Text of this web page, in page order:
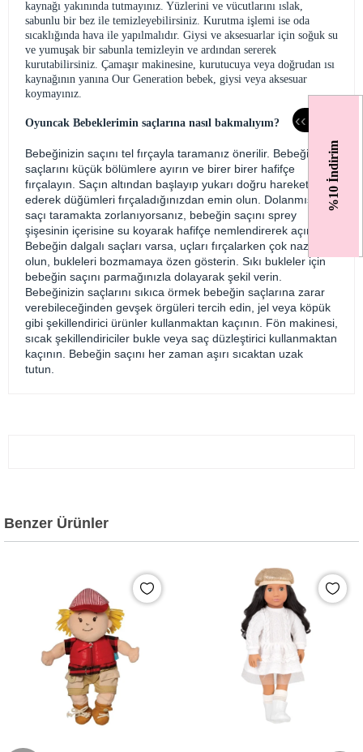
%10 İndirim
‹‹
kaynağı yakınında tutmayınız. Yüzlerini ve vücutlarını ıslak,
sabunlu bir bez ile temizleyebilirsiniz. Kurutma işlemi ise oda
sıcaklığında hava ile yapılmalıdır. Giysi ve aksesuarlar için soğuk su
ve yumuşak bir sabunla temizleyin ve ardından sererek
kurutabilirsiniz. Çamaşır makinesine, kurutucuya veya doğrudan ısı
kaynağının yanına Our Generation bebek, giysi veya aksesuar
koymayınız.
Oyuncak Bebeklerimin saçlarına nasıl bakmalıyım?
Bebeğinizin saçını tel fırçayla taramanız önerilir. Bebeğin
saçlarını küçük bölümlere ayırın ve birer birer hafifçe
fırçalayın. Saçın altından başlayıp yukarı doğru hareket
ederek düğümleri fırçaladığınızdan emin olun. Dolanmış olan
saçı taramakta zorlanıyorsanız, bebeğin saçını sprey
şişesinin içerisine su koyarak hafifçe nemlendirerek açın.
Bebeğin dalgalı saçları varsa, uçları fırçalarken çok nazik
olun, bukleleri bozmamaya özen gösterin. Sıkı bukleler için
bebeğin saçını parmağınızla dolayarak şekil verin.
Bebeğinizin saçlarını sıkıca örmek bebeğin saçlarına zarar
verebileceğinden gevşek örgüleri tercih edin, jel veya köpük
gibi şekillendirici ürünler kullanmaktan kaçının. Fön makinesi,
sıcak şekillendiriciler bukle veya saç düzleştirici kullanmaktan
kaçının. Bebeğin saçını her zaman aşırı sıcaktan uzak
tutun.
Benzer Ürünler